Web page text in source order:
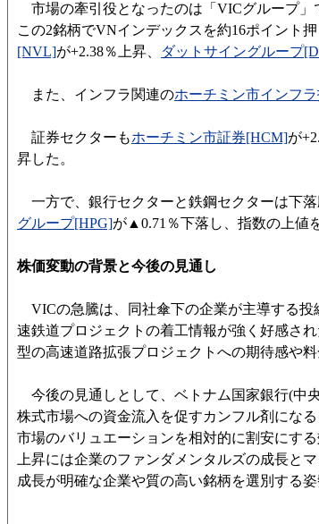
市場の牽引役となったのは「VICグループ」
この2銘柄でVNインデックスを約16ポイント
[NVL]が+2.38％上昇、 ダットサイングループ
また、インフラ関連のホーチミン市インフ
証券セクターもホーチミン市証券[HCM]が
昇した。
一方で、銀行セクターと鉄鋼セクターは下落
グループ[HPG]が▲0.71％下落し、指数の上値
株価変動の背景と今後の見通し
VICの急騰は、同社傘下の企業が主導する投
速鉄道プロジェクトの着工情報が強く好感さ
型の高速道路拡張プロジェクトへの期待感や
今後の見通しとして、ベトナム国家銀行(中
株式市場への資金流入を促すカンフル剤にな
市場のバリュエーションを相対的に割安にす
上昇には企業のファンダメンタルズの成長と
成長が明確な企業や質の高い銘柄を選別する姿